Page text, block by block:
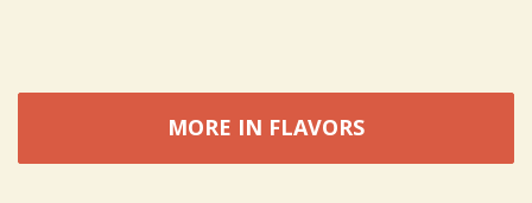
MORE IN FLAVORS